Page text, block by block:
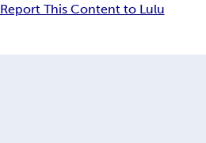
Report This Content to Lulu